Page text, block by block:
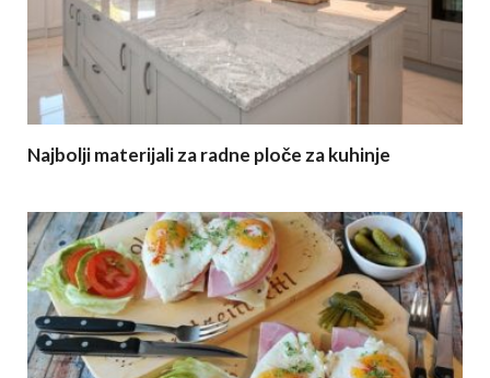
Najbolji materijali za radne ploče za kuhinje